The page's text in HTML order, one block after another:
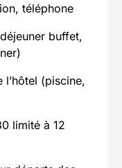
téléphone
buffet,
l’hôtel (piscine,
limité à 12